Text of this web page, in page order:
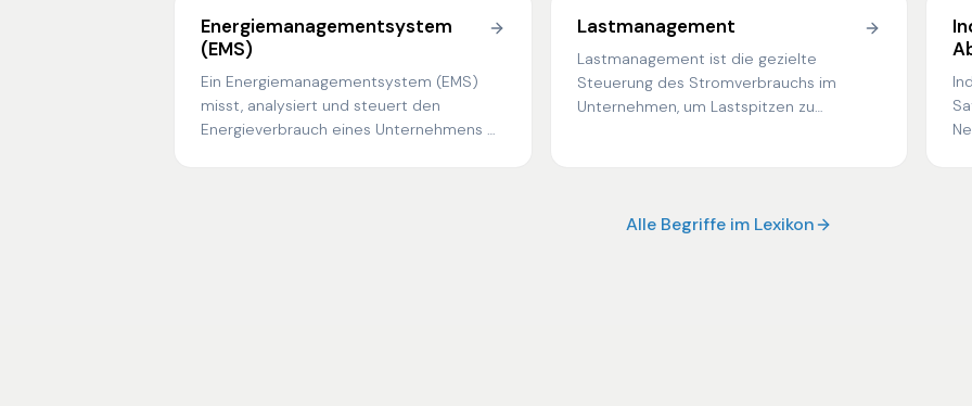
Energiemanagementsystem
(EMS)
Ein Energiemanagementsystem (EMS)
misst, analysiert und steuert den
Energieverbrauch eines Unternehmens —
Lastmanagement
Lastmanagement ist die gezielte
Steuerung des Stromverbrauchs im
Unternehmen, um Lastspitzen zu
Alle Begriffe im Lexikon